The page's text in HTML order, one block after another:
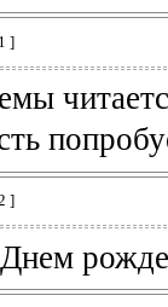
]
]